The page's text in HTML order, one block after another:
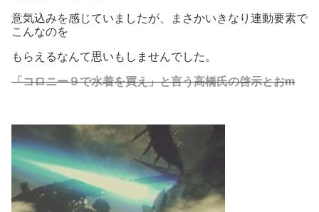
意気込みを感じていましたが、まさかいきなり連動要素で
こんなのを
もらえるなんて思いもしませんでした。
「コロニー９で水着を買え」と言う高橋氏の啓示とおm